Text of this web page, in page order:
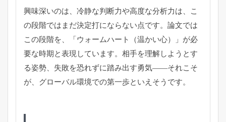
興味深いのは、冷静な判断力や高度な分析力は、こ
の段階ではまだ決定打にならない点です。論文では
この段階を、「ウォームハート（温かい心）」が必
要な時期と表現しています。相手を理解しようとす
る姿勢、失敗を恐れずに踏み出す勇気――それこそ
が、グローバル環境での第一歩といえそうです。